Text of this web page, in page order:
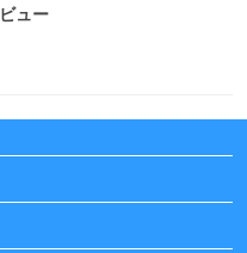
ュー